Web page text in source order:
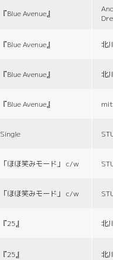
『Blue Avenue』
『Blue Avenue』 北
『Blue Avenue』 北
『Blue Avenue』
Single
「ほほ笑みモード」 c/w
「ほほ笑みモード」 c/w
『25』 北
『25』 北